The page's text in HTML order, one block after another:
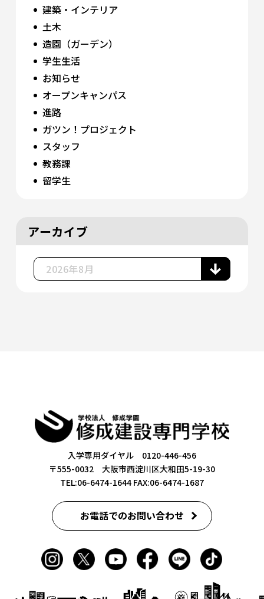
建築・インテリア
土木
造園（ガーデン）
学生生活
お知らせ
オープンキャンパス
進路
ガツン！プロジェクト
スタッフ
教務課
留学生
アーカイブ
入学専用ダイヤル 0120-446-456
〒555-0032 大阪市西淀川区大和田5-19-30
TEL:06-6474-1644FAX:06-6474-1687
お電話でのお問い合わせ